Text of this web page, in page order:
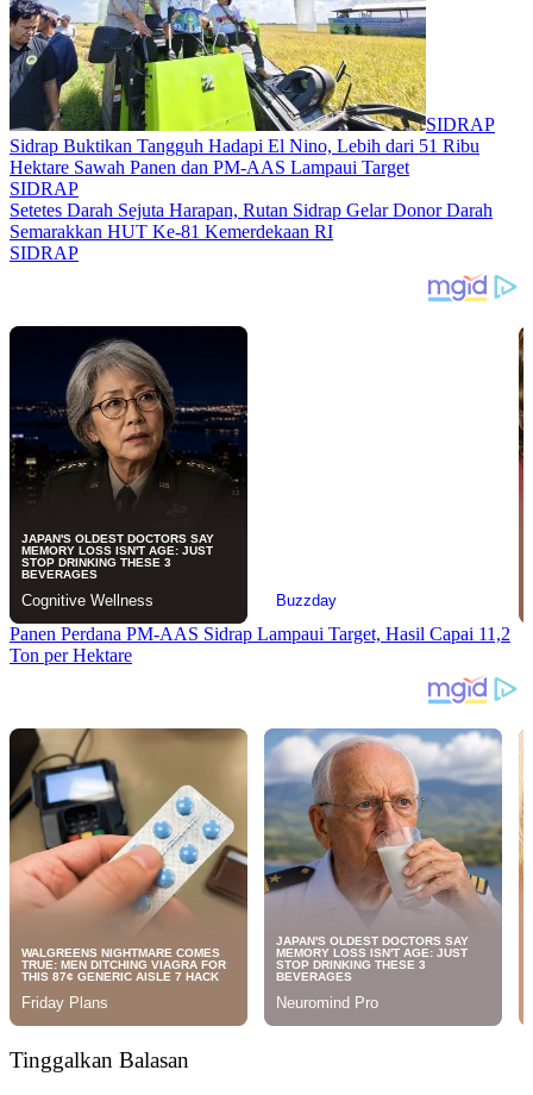
SIDRAP
Sidrap Buktikan Tangguh Hadapi El Nino, Lebih dari 51 Ribu
Hektare Sawah Panen dan PM-AAS Lampaui Target
SIDRAP
Setetes Darah Sejuta Harapan, Rutan Sidrap Gelar Donor Darah
Semarakkan HUT Ke-81 Kemerdekaan RI
SIDRAP
Panen Perdana PM-AAS Sidrap Lampaui Target, Hasil Capai 11,2
Ton per Hektare
Tinggalkan Balasan